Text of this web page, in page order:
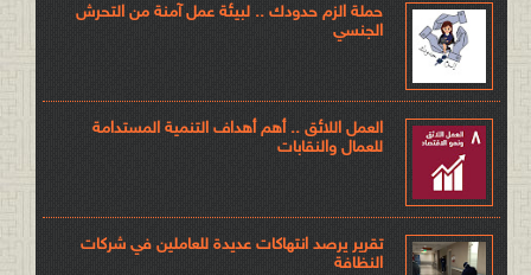
حملة الزم حدودك .. لبيئة عمل آمنة من التحرش
الجنسي
العمل اللائق .. أهم أهداف التنمية المستدامة
للعمال والنقابات
تقرير يرصد انتهاكات عديدة للعاملين في شركات
النظافة